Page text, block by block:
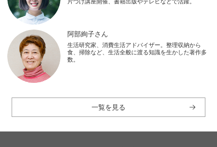
片づけ講座開催、書籍出版やテレビなどで活躍。
阿部絢子さん
生活研究家、消費生活アドバイザー。整理収納から
食、掃除など、生活全般に渡る知識を生かした著作多
数。
一覧を見る